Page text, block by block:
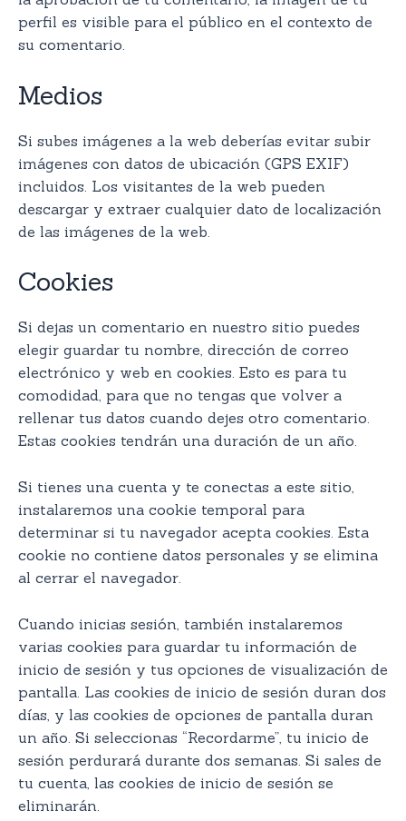
perfil es visible para el público en el contexto de
su comentario.
Medios
Si subes imágenes a la web deberías evitar subir
imágenes con datos de ubicación (GPS EXIF)
incluidos. Los visitantes de la web pueden
descargar y extraer cualquier dato de localización
de las imágenes de la web.
Cookies
Si dejas un comentario en nuestro sitio puedes
elegir guardar tu nombre, dirección de correo
electrónico y web en cookies. Esto es para tu
comodidad, para que no tengas que volver a
rellenar tus datos cuando dejes otro comentario.
Estas cookies tendrán una duración de un año.
Si tienes una cuenta y te conectas a este sitio,
instalaremos una cookie temporal para
determinar si tu navegador acepta cookies. Esta
cookie no contiene datos personales y se elimina
al cerrar el navegador.
Cuando inicias sesión, también instalaremos
varias cookies para guardar tu información de
inicio de sesión y tus opciones de visualización de
pantalla. Las cookies de inicio de sesión duran dos
días, y las cookies de opciones de pantalla duran
un año. Si seleccionas “Recordarme”, tu inicio de
sesión perdurará durante dos semanas. Si sales de
tu cuenta, las cookies de inicio de sesión se
eliminarán.